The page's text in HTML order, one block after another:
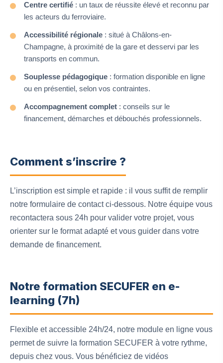
Centre certifié : un taux de réussite élevé et reconnu par
les acteurs du ferroviaire.
Accessibilité régionale : situé à Châlons-en-
Champagne, à proximité de la gare et desservi par les
transports en commun.
Souplesse pédagogique : formation disponible en ligne
ou en présentiel, selon vos contraintes.
Accompagnement complet : conseils sur le
financement, démarches et débouchés professionnels.
Comment s’inscrire ?
L’inscription est simple et rapide : il vous suffit de remplir
notre formulaire de contact ci-dessous. Notre équipe vous
recontactera sous 24h pour valider votre projet, vous
orienter sur le format adapté et vous guider dans votre
demande de financement.
Notre formation SECUFER en e-
learning (7h)
Flexible et accessible 24h/24, notre module en ligne vous
permet de suivre la formation SECUFER à votre rythme,
depuis chez vous. Vous bénéficiez de vidéos